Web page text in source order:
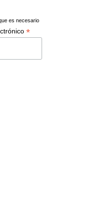
es necesario
*